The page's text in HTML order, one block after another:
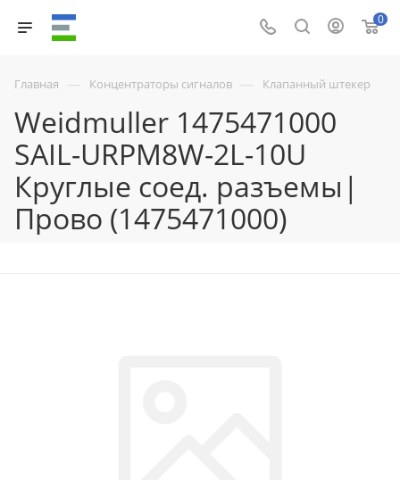
0
Главная — Концентраторы сигналов — Клапанный штекер
Weidmuller 1475471000
SAIL-URPM8W-2L-10U
Круглые соед. разъемы|
Прово (1475471000)